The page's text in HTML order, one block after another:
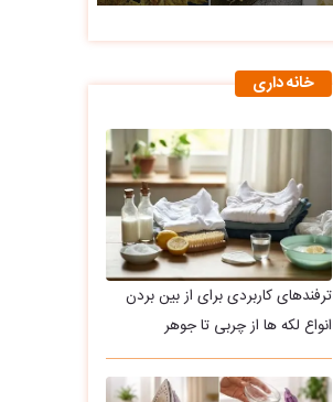
خانه داری
ترفندهای کاربردی برای از بین بردن
انواع لکه ها از چربی تا جوهر